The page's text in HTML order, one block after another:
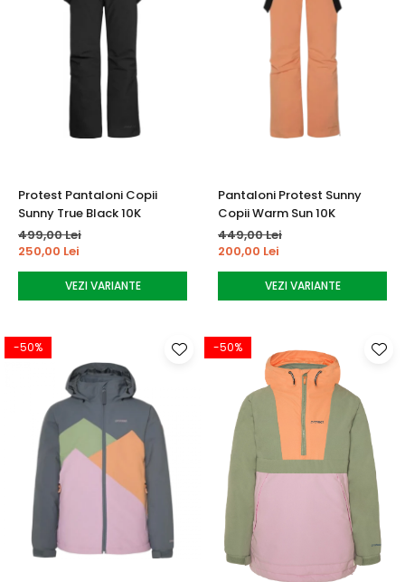
Protest Pantaloni Copii
Sunny True Black 10K
499,00 Lei
250,00 Lei
VEZI VARIANTE
Pantaloni Protest Sunny
Copii Warm Sun 10K
449,00 Lei
200,00 Lei
VEZI VARIANTE
-50% -50%